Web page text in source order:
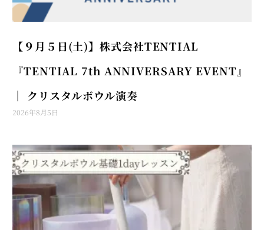
【９月５日(土)】株式会社TENTIAL
『TENTIAL 7th ANNIVERSARY EVENT』
│ クリスタルボウル演奏
2026年8月5日